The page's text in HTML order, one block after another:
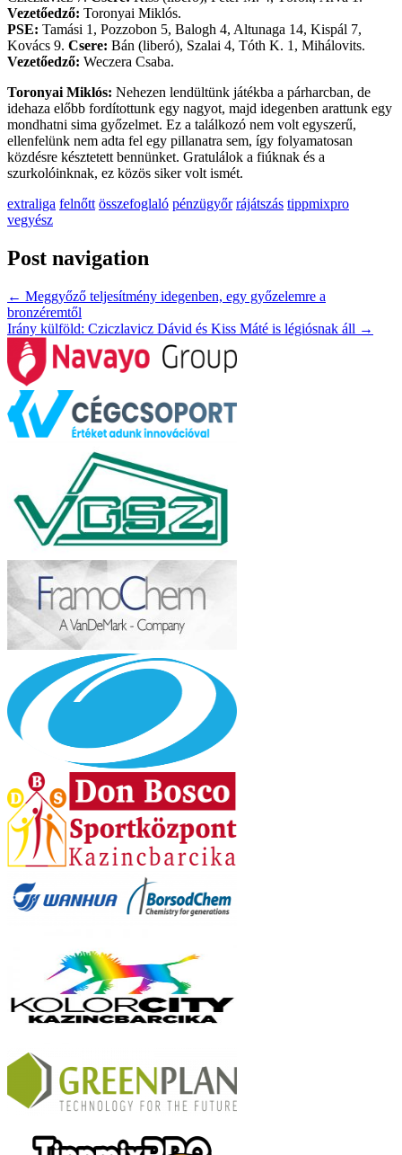
Vezetőedző: Toronyai Miklós.
PSE: Tamási 1, Pozzobon 5, Balogh 4, Altunaga 14, Kispál 7,
Kovács 9. Csere: Bán (liberó), Szalai 4, Tóth K. 1, Mihálovits.
Vezetőedző: Weczera Csaba.
Toronyai Miklós: Nehezen lendültünk játékba a párharcban, de
idehaza előbb fordítottunk egy nagyot, majd idegenben arattunk egy
mondhatni sima győzelmet. Ez a találkozó nem volt egyszerű,
ellenfelünk nem adta fel egy pillanatra sem, így folyamatosan
közdésre késztetett bennünket. Gratulálok a fiúknak és a
szurkolóinknak, ez közös siker volt ismét.
extraliga felnőtt összefoglaló pénzügyőr rájátszás tippmixpro
vegyész
Post navigation
← Meggyőző teljesítmény idegenben, egy győzelemre a
bronzéremtől
Irány külföld: Cziczlavicz Dávid és Kiss Máté is légiósnak áll →